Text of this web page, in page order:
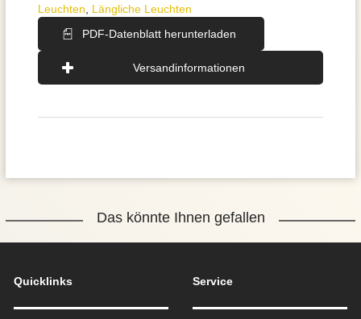
Leuchten
Längliche Leuchten
PDF-Datenblatt herunterladen
Versandinformationen
Das könnte Ihnen gefallen
Quicklinks Service